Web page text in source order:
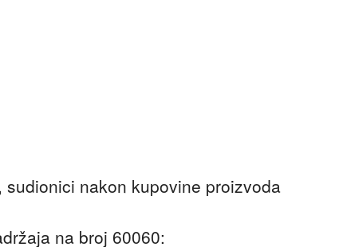
nakon kupovine proizvoda
na broj 60060: